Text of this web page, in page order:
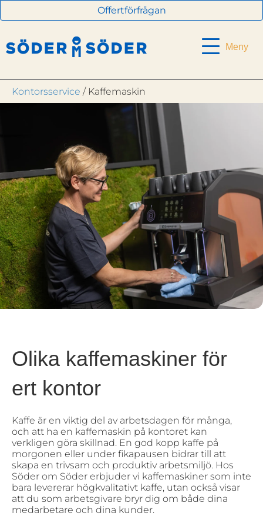
Offertförfrågan
Meny
Kontorsservice / Kaffemaskin
Olika kaffemaskiner för
ert kontor
Kaffe är en viktig del av arbetsdagen för många,
och att ha en kaffemaskin på kontoret kan
verkligen göra skillnad. En god kopp kaffe på
morgonen eller under fikapausen bidrar till att
skapa en trivsam och produktiv arbetsmiljö. Hos
Söder om Söder erbjuder vi kaffemaskiner som inte
bara levererar högkvalitativt kaffe, utan också visar
att du som arbetsgivare bryr dig om både dina
medarbetare och dina kunder.